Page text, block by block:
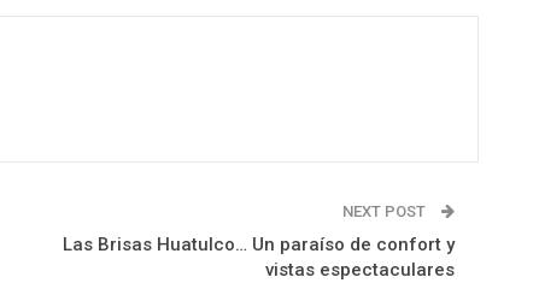
NEXT POST
Las Brisas Huatulco… Un paraíso de confort y
vistas espectaculares